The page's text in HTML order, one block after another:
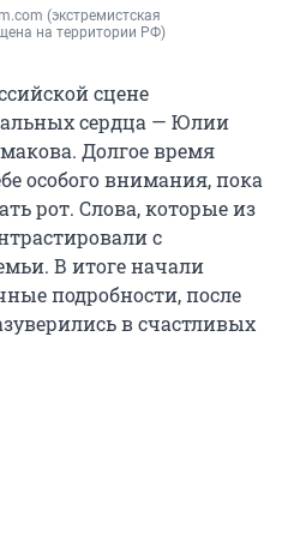
(экстремистская
на территории РФ)
сцене
сердца — Юлии
Долгое время
особого внимания, пока
рот. Слова, которые из
с
В итоге начали
подробности, после
в счастливых